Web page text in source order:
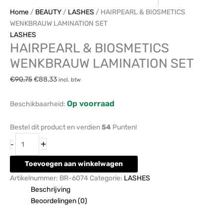
Home / BEAUTY / LASHES / HAIRPEARL & BIOSMETICS
WENKBRAUW LAMINATION SET
LASHES
HAIRPEARL & BIOSMETICS
WENKBRAUW LAMINATION SET
€90,75€88,33 incl. btw
Beschikbaarheid: Op voorraad
Bestel dit product en verdien54 Punten!
- +
Toevoegen aan winkelwagen
Artikelnummer: BR-6074 Categorie: LASHES
Beschrijving
Beoordelingen (0)